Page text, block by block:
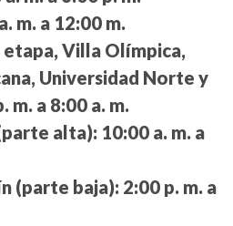
m. a 12:00 m.
Villa Olímpica,
Universidad Norte y
m. a 8:00 a. m.
alta): 10:00 a. m. a
(parte baja): 2:00 p. m. a